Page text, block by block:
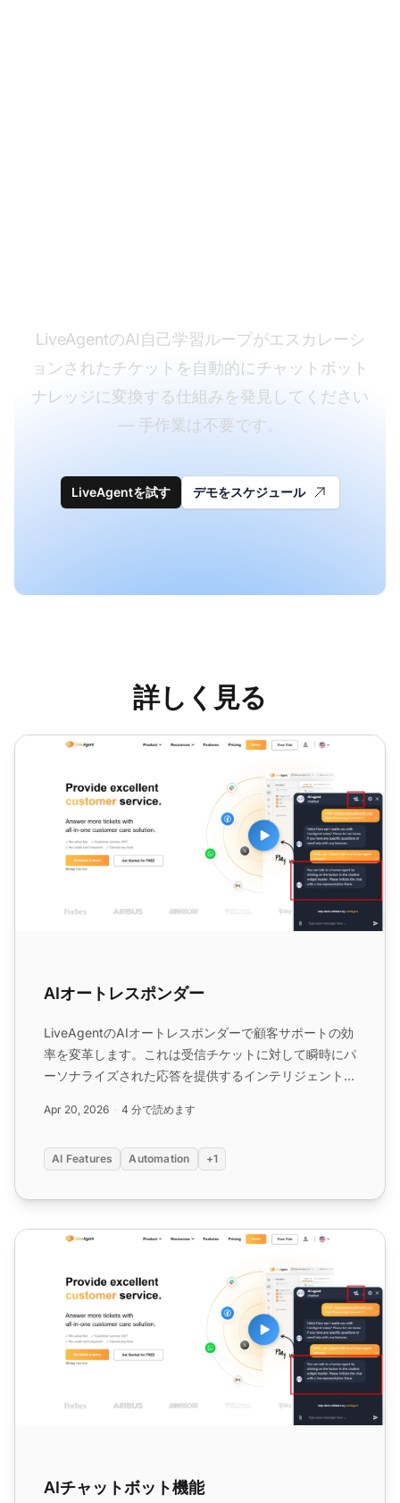
LiveAgentのAI自己学習ループがエスカレーシ
ョンされたチケットを自動的にチャットボット
ナレッジに変換する仕組みを発見してください
— 手作業は不要です。
LiveAgentを試す デモをスケジュール
詳しく見る
AIオートレスポンダー
AIオートレスポンダー
LiveAgentのAIオートレスポンダーで顧客サポートの効
率を変革します。これは受信チケットに対して瞬時にパ
ーソナライズされた応答を提供するインテリジェント自
Apr 20, 2026 4 分で読めます
AI Features Automation +1
AIチャットボット機能
AIチャットボット機能